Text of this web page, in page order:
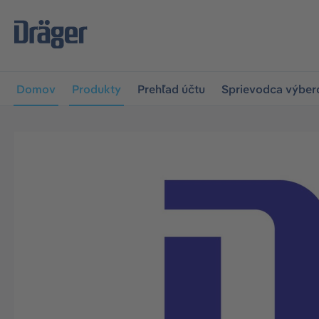
na hlavnú navigáciu
Domov Produkty Prehľad účtu Sprievodca